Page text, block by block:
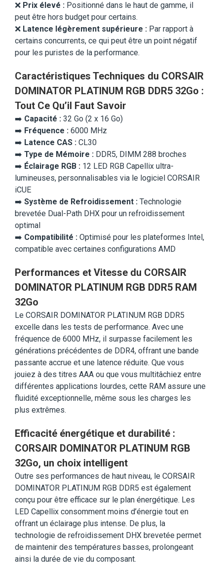
❌ Prix élevé : Positionné dans le haut de gamme, il
peut être hors budget pour certains.
❌ Latence légèrement supérieure : Par rapport à
certains concurrents, ce qui peut être un point négatif
pour les puristes de la performance.
Caractéristiques Techniques du CORSAIR
DOMINATOR PLATINUM RGB DDR5 32Go :
Tout Ce Qu’il Faut Savoir
➡️ Capacité : 32 Go (2 x 16 Go)
➡️ Fréquence : 6000 MHz
➡️ Latence CAS : CL30
➡️ Type de Mémoire : DDR5, DIMM 288 broches
➡️ Éclairage RGB : 12 LED RGB Capellix ultra-
lumineuses, personnalisables via le logiciel CORSAIR
iCUE
➡️ Système de Refroidissement : Technologie
brevetée Dual-Path DHX pour un refroidissement
optimal
➡️ Compatibilité : Optimisé pour les plateformes Intel,
compatible avec certaines configurations AMD
Performances et Vitesse du CORSAIR
DOMINATOR PLATINUM RGB DDR5 RAM
32Go
Le CORSAIR DOMINATOR PLATINUM RGB DDR5
excelle dans les tests de performance. Avec une
fréquence de 6000 MHz, il surpasse facilement les
générations précédentes de DDR4, offrant une bande
passante accrue et une latence réduite. Que vous
jouiez à des titres AAA ou que vous multitâchiez entre
différentes applications lourdes, cette RAM assure une
fluidité exceptionnelle, même sous les charges les
plus extrêmes.
Efficacité énergétique et durabilité :
CORSAIR DOMINATOR PLATINUM RGB
32Go, un choix intelligent
Outre ses performances de haut niveau, le CORSAIR
DOMINATOR PLATINUM RGB DDR5 est également
conçu pour être efficace sur le plan énergétique. Les
LED Capellix consomment moins d’énergie tout en
offrant un éclairage plus intense. De plus, la
technologie de refroidissement DHX brevetée permet
de maintenir des températures basses, prolongeant
ainsi la durée de vie du composant.